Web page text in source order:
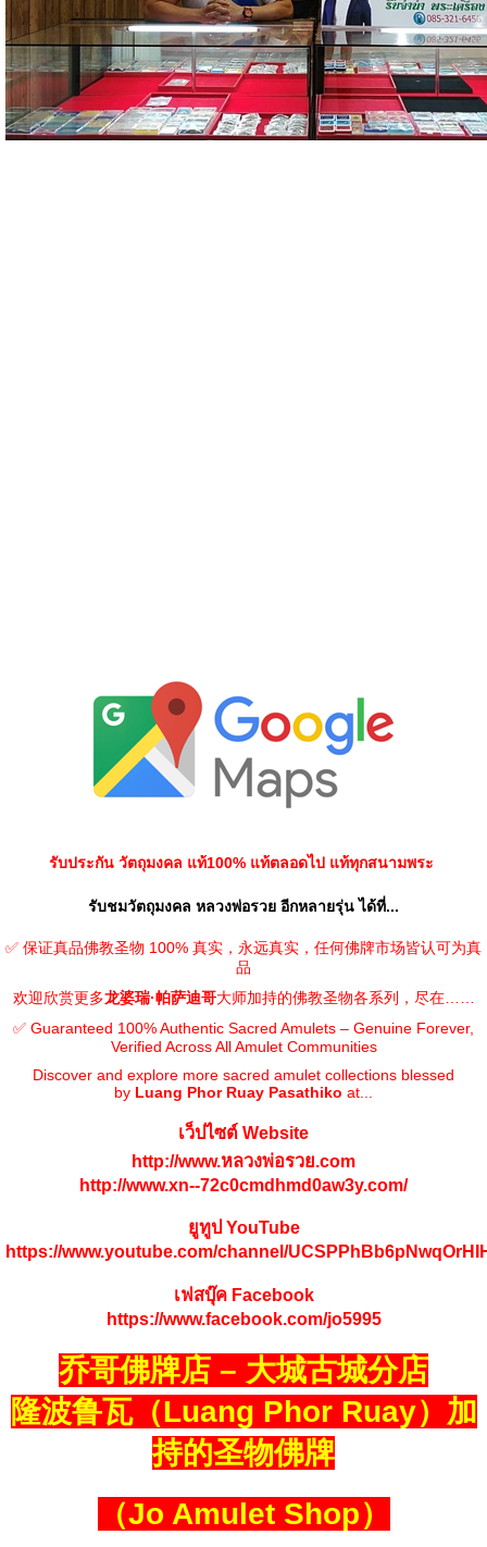
รับประกัน วัตถุมงคล แท้100% แท้ตลอดไป แท้ทุกสนามพระ
รับชมวัตถุมงคล หลวงพ่อรวย อีกหลายรุ่น ได้ที่...
✅ 保证真品佛教圣物 100% 真实，永远真实，任何佛牌市场皆认可为真
品
欢迎欣赏更多龙婆瑞·帕萨迪哥大师加持的佛教圣物各系列，尽在……
✅ Guaranteed 100% Authentic Sacred Amulets – Genuine Forever,
Verified Across All Amulet Communities
Discover and explore more sacred amulet collections blessed
by Luang Phor Ruay Pasathiko at...
เว็ปไซต์ Website
http://www.หลวงพ่อรวย.com
http://www.xn--72c0cmdhmd0aw3y.com/
ยูทูป YouTube
https://www.youtube.com/channel/
เฟสบุ๊ค Facebook
https://www.facebook.com/jo5995
乔哥佛牌店 – 大城古城分店
隆波鲁瓦（Luang Phor Ruay）加
持的圣物佛牌
（Jo Amulet Shop）